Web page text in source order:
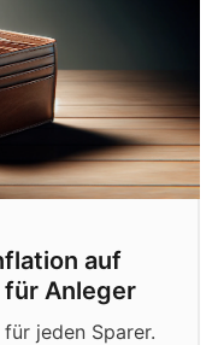
auf
für Anleger
jeden Sparer.